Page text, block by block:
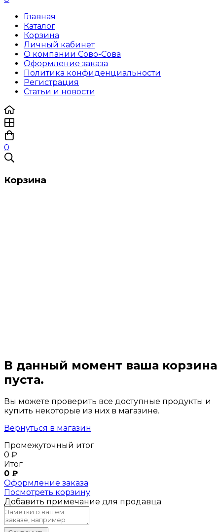
Главная
Каталог
Корзина
Личный кабинет
О компании Сово-Сова
Оформление заказа
Политика конфиденциальности
Регистрация
Статьи и новости
0
Корзина
В данный момент ваша корзина
пуста.
Вы можете проверить все доступные продукты и
купить некоторые из них в магазине.
Вернуться в магазин
Промежуточный итог
0 ₽
Итог
0 ₽
Оформление заказа
Посмотреть корзину
Добавить примечание для продавца